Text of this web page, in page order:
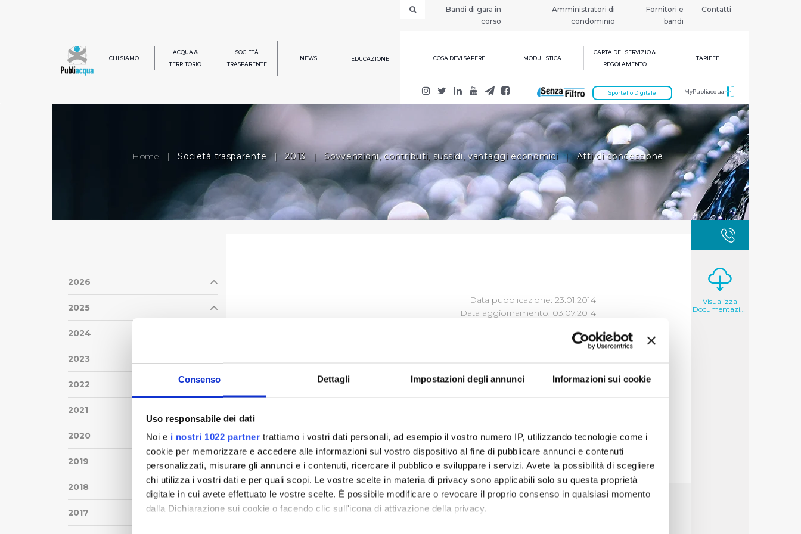
Consenso Dettagli Impostazioni degli annunci Informazioni sui cookie
Uso responsabile dei dati
Noi e i nostri 1022 partner trattiamo i vostri dati personali, ad esempio il vostro numero IP, utilizzando tecnologie come i
cookie per memorizzare e accedere alle informazioni sul vostro dispositivo al fine di pubblicare annunci e contenuti
personalizzati, misurare gli annunci e i contenuti, ricercare il pubblico e sviluppare i servizi. Avete la possibilità di scegliere
chi utilizza i vostri dati e per quali scopi. Le vostre scelte in materia di privacy sono applicabili solo su questa proprietà
digitale in cui avete effettuato le vostre scelte. È possibile modificare o revocare il proprio consenso in qualsiasi momento
dalla Dichiarazione sui cookie o facendo clic sull'icona di attivazione della privacy.
Bandi di gara in
corso
Amministratori di
condominio
Fornitori e
bandi
Contatti
CHI SIAMO
ACQUA &
TERRITORIO
SOCIETÀ
TRASPARENTE
NEWS EDUCAZIONE COSA DEVI SAPERE MODULISTICA
CARTA DEL SERVIZIO &
REGOLAMENTO
TARIFFE
MyPubliacqua
Sportello Digitale
Home | Società trasparente | 2013 | Sovvenzioni, contributi, sussidi, vantaggi economici | Atti di concessione
2026
2025
2024
2023
2022
2021
2020
2019
2018
2017
Data pubblicazione: 23.01.2014
Data aggiornamento: 03.07.2014
Visualizza
Documentazione